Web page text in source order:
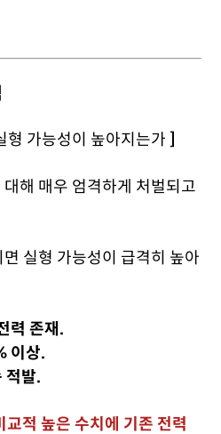
형 가능성이 높아지는가
해 매우 엄격하게 처벌되고
실형 가능성이 급격히 높아
력 존재.
이상.
적발.
적 높은 수치에 기존 전력